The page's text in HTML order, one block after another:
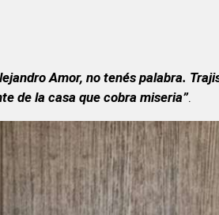
Amor, no tenés palabra.
de la casa que cobra miseria”.